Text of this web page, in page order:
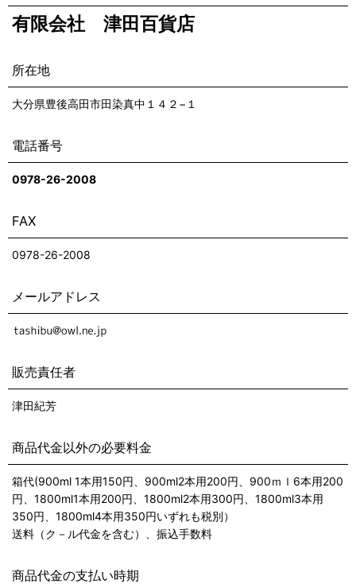
有限会社 津田百貨店
所在地
大分県豊後高田市田染真中１４２−１
電話番号
0978-26-2008
FAX
0978-26-2008
メールアドレス
販売責任者
津田紀芳
商品代金以外の必要料金
箱代(900ml 1本用150円、900ml2本用200円、900ｍｌ6本用200
円、1800ml1本用200円、1800ml2本用300円、1800ml3本用
350円、1800ml4本用350円いずれも税別）
送料（ク－ル代金を含む）、振込手数料
商品代金の支払い時期